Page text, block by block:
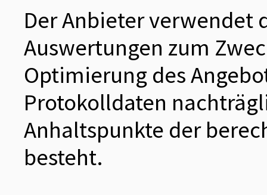
Der Anbieter verwendet
Auswertungen zum
Optimierung des
Protokolldaten
Anhaltspunkte der
besteht.